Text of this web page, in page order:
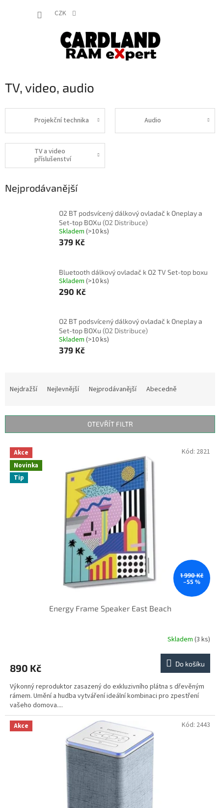
CZK
TV, video, audio
Projekční technika Audio
TV a video
příslušenství
Nejprodávanější
O2 BT podsvícený dálkový ovladač k Oneplay a
Set-top BOXu (O2 Distribuce)
Skladem (>10 ks)
379 Kč
Bluetooth dálkový ovladač k O2 TV Set-top boxu
Skladem (>10 ks)
290 Kč
O2 BT podsvícený dálkový ovladač k Oneplay a
Set-top BOXu (O2 Distribuce)
Skladem (>10 ks)
379 Kč
í
Nejdražší Nejlevnější Nejprodávanější Abecedně
OTEVŘÍT FILTR
V
p
Akce
Novinka
Tip
1 990 Kč
–55 %
Energy Frame Speaker East Beach
Skladem (3 ks)
890 Kč Do košíku
Výkonný reproduktor zasazený do exkluzivního plátna s dřevěným
rámem. Umění a hudba vytváření ideální kombinaci pro zpestření
vašeho domova....
Kód: 2821
Akce Kód: 2443